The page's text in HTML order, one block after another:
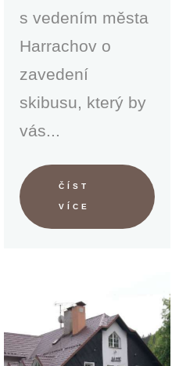
s vedením města
Harrachov o
zavedení
skibusu, který by
vás...
ČÍST
VÍCE